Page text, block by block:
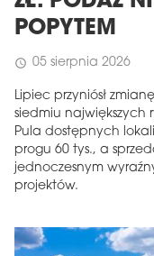
POPYTEM
schedule 05 sierpnia 2026
Lipiec przyniósł
siedmiu największych
Pula dostępnych
progu 60 tys., a
jednoczesnym
projektów.